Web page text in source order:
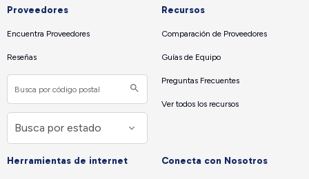
Proveedores
Encuentra Proveedores
Reseñas
Recursos
Comparación de Proveedores
Guías de Equipo
Preguntas Frecuentes
Ver todos los recursos
Herramientas de internet Conecta con Nosotros